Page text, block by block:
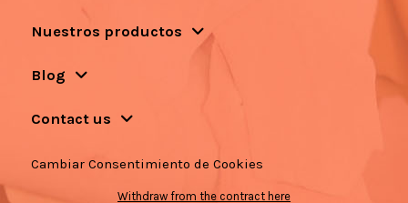
Nuestros productos
Blog
Contact us
Cambiar Consentimiento de Cookies
Withdraw from the contract here